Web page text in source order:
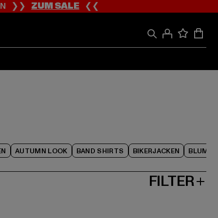
❯❯ZUM SALE❮❮
AUTUMN LOOK BAND SHIRTS BIKERJACKEN
FILTER